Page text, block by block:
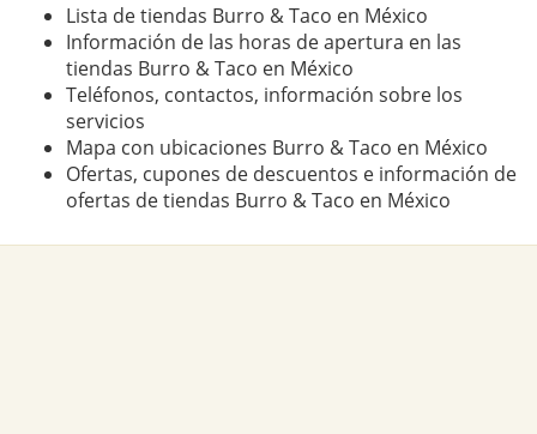
Lista de tiendas Burro & Taco en México
Información de las horas de apertura en las
tiendas Burro & Taco en México
Teléfonos, contactos, información sobre los
servicios
Mapa con ubicaciones Burro & Taco en México
Ofertas, cupones de descuentos e información de
ofertas de tiendas Burro & Taco en México